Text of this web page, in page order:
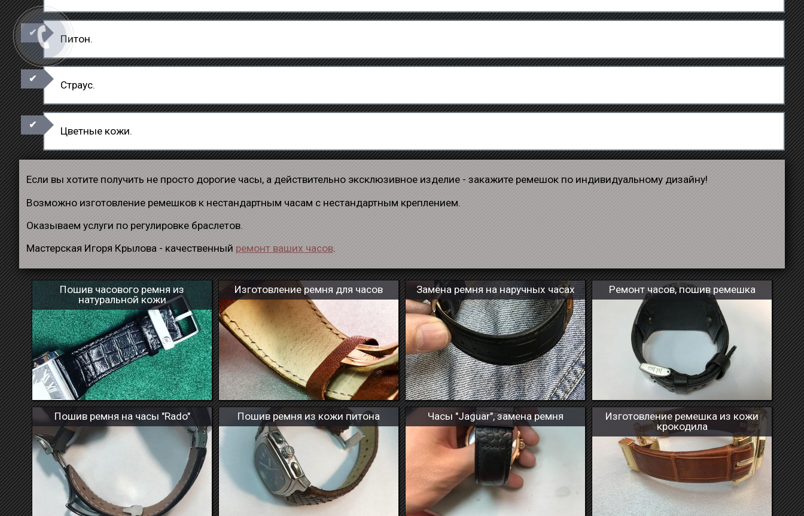
Питон.
Страус.
Цветные кожи.
Если вы хотите получить не просто дорогие часы, а действительно эксклюзивное изделие - закажите ремешок по индивидуальному дизайну!
Возможно изготовление ремешков к нестандартным часам с нестандартным креплением.
Оказываем услуги по регулировке браслетов.
Мастерская Игоря Крылова - качественный ремонт ваших часов.
Пошив часового ремня из
натуральной кожи
Изготовление ремня для часов Замена ремня на наручных часах Ремонт часов, пошив ремешка
Пошив ремня на часы "Rado" Пошив ремня из кожи питона Часы "Jaguar", замена ремня
Изготовление ремешка из кожи
крокодила